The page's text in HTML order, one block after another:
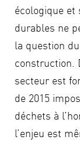
écologique et
durables ne
la question
construction.
secteur est
de 2015
déchets à
l’enjeu est